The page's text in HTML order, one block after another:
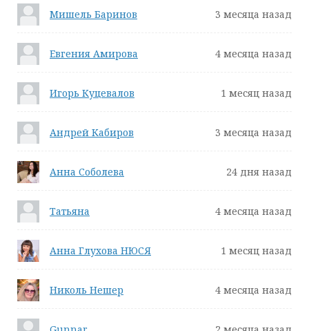
Мишель Баринов 3 месяца назад
Евгения Амирова 4 месяца назад
Игорь Куцевалов 1 месяц назад
Андрей Кабиров 3 месяца назад
Анна Соболева 24 дня назад
Татьяна 4 месяца назад
Анна Глухова НЮСЯ 1 месяц назад
Николь Нешер 4 месяца назад